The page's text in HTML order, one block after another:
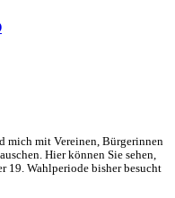
mich mit Vereinen, Bürgerinnen
Hier können Sie sehen,
19. Wahlperiode bisher besucht